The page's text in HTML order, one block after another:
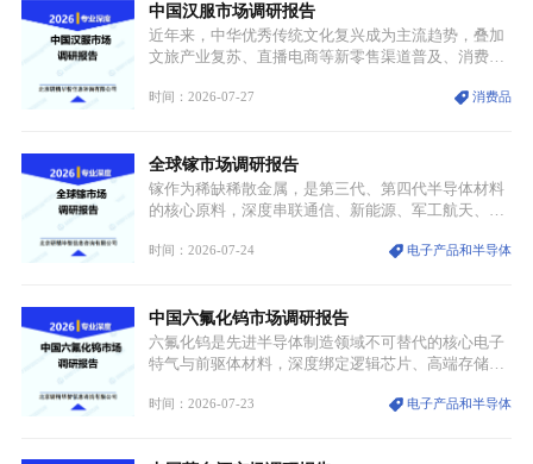
价无市”的供给真空，并沿高频覆铜板、PCB电路板向
AI服务器、5G基站等高端电子终端持续传导，全产业
链生产、成本、交付均承受巨大压力。
中国汉服市场调研报告
近年来，中华优秀传统文化复兴成为主流趋势，叠加
文旅产业复苏、直播电商等新零售渠道普及、消费群
服不再局限于传统节日、古风活动等小众场景，逐步
重要载体。同时，行业标准落地、生产技术升级、原
创设计能力提升，进一步夯实产业发展根基，吸引传
统服饰品牌、文旅企业等跨界入局，市场活力持续释
时间：2026-07-27 消费品
全球镓市场调研报告
镓作为稀缺稀散金属，是第三代、第四代半导体材料
的核心原料，深度串联通信、新能源、军工航天、光
与大国科技博弈的关键战略资源。镓并非传统大宗金
领域渗透”的战略体系，成为全球科技产业运转的刚
需资源。
时间：2026-07-24 电子产品和半导体
中国六氟化钨市场调研报告
六氟化钨是先进半导体制造领域不可替代的核心电子
特气与前驱体材料，深度绑定逻辑芯片、高端存储芯
沉积（CVD）、原子层沉积（ALD）工艺专用前驱体
时间：2026-07-23 电子产品和半导体